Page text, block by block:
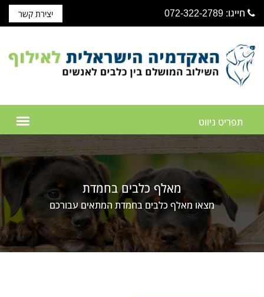
חייגו: 072-322-2789 יצירת קשר
מאלף כלבים בחמדת
מצאו מאלף כלבים בחמדת המתאים עבורכם